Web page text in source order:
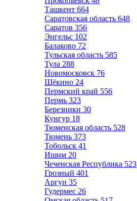
Ташкент 664
Саратовская область 648
Саратов 356
Энгельс 102
Балаково 72
Тульская область 585
Тула 288
Новомосковск 76
Щёкино 24
Пермский край 556
Пермь 323
Березники 30
Кунгур 18
Тюменская область 528
Тюмень 373
Тобольск 41
Ишим 20
Чеченская Республика 523
Грозный 401
Аргун 35
Гудермес 26